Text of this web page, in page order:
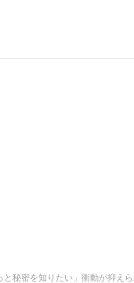
と秘密を知りたい」衝動が抑え